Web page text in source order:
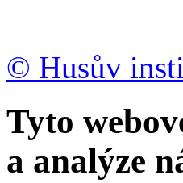
© Husův
Tyto
a analýze